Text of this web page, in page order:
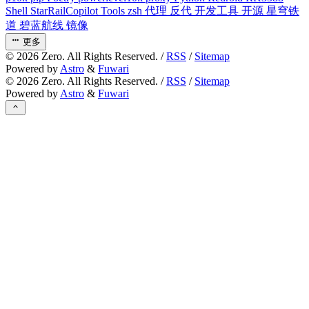
Shell StarRailCopilot Tools zsh 代理 反代 开发工具 开源 星穹铁
道 碧蓝航线 镜像
更多
© 2026 Zero. All Rights Reserved. /RSS / Sitemap
Powered by Astro & Fuwari
© 2026 Zero. All Rights Reserved. /RSS / Sitemap
Powered by Astro & Fuwari